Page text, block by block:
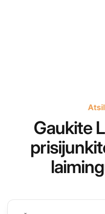
Gaukite